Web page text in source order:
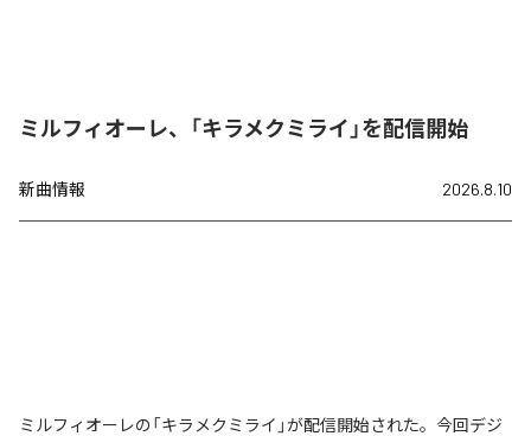
ミルフィオーレ、「キラメクミライ」を配信開始
新曲情報 2026.8.10
ミルフィオーレの「キラメクミライ」が配信開始された。今回デジ